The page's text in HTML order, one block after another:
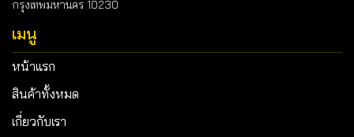
กรุงเทพมหานคร 10230
เมนู
หน้าแรก
สินค้าทั้งหมด
เกี่ยวกับเรา